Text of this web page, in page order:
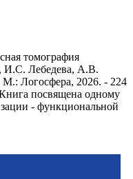
томография
И.С. Лебедева, А.В.
Логосфера, 2026. - 224
посвящена одному
- функциональной